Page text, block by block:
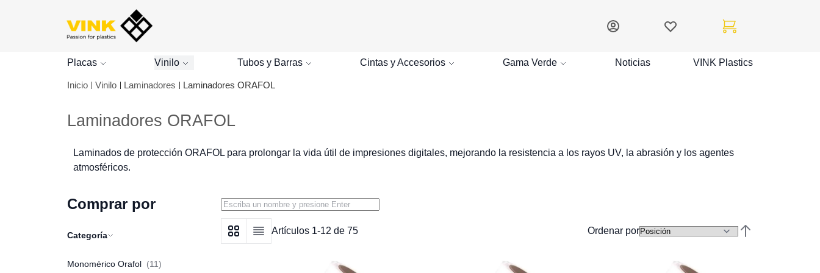
Lista de deseos
Mi cuenta Mi carrito
Placas Vinilo Tubos y Barras Cintas y Accesorios Gama Verde Noticias VINK Plastics
Inicio Vinilo Laminadores Laminadores ORAFOL
Laminadores ORAFOL
Laminados de protección ORAFOL para prolongar la vida útil de impresiones digitales, mejorando la resistencia a los rayos UV, la abrasión y los agentes
atmosféricos.
Comprar por
Categoría
Monomérico Orafol 11
Ver como
Grid Lista
Artículos 1-12 de 75
Ordenar por